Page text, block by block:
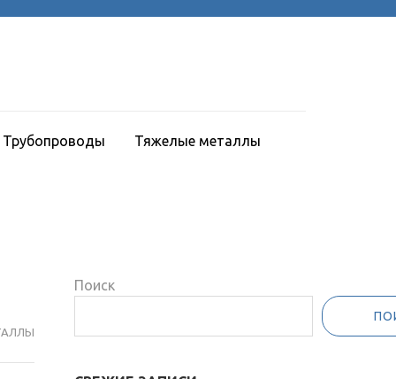
Трубопроводы Тяжелые металлы
Поиск